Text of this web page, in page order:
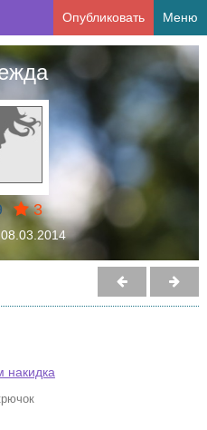
Опубликовать Меню
3
накидка